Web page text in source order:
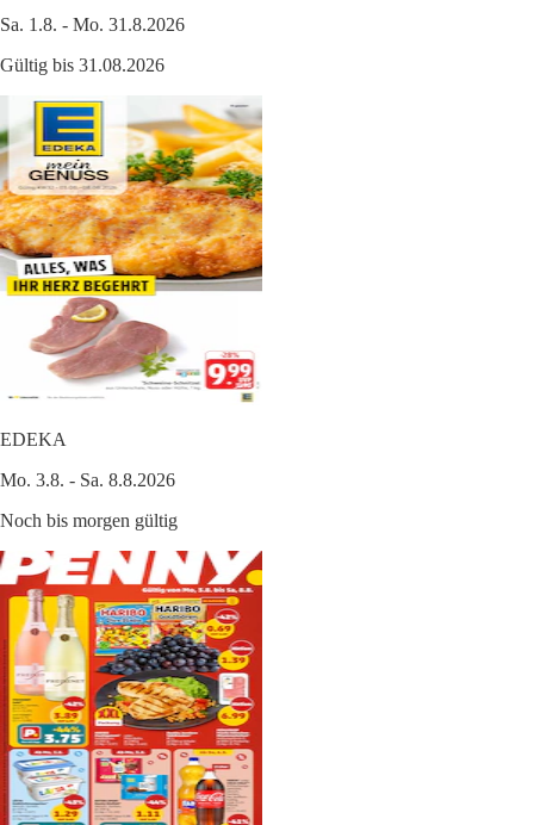
Sa. 1.8. - Mo. 31.8.2026
Gültig bis 31.08.2026
EDEKA
Mo. 3.8. - Sa. 8.8.2026
Noch bis morgen gültig